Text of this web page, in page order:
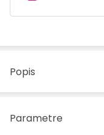
Popis
Parametre